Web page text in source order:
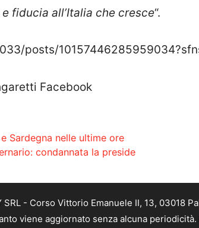
fiducia all’Italia che cresce“.
posts/
Facebook
Sardegna nelle ultime ore
condannata la preside
- Corso Vittorio Emanuele II, 13, 03018
viene aggiornato senza alcuna